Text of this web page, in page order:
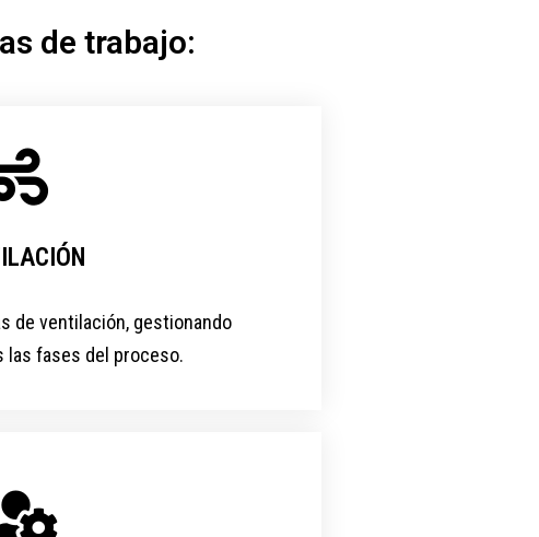
de trabajo:
de ventilación, gestionando
las fases del proceso.